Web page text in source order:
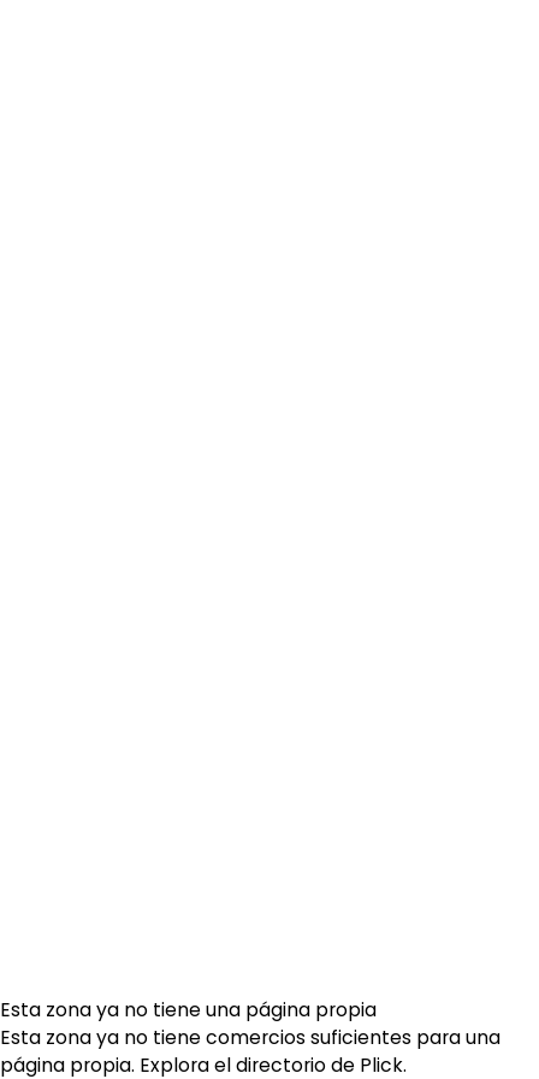
Esta zona ya no tiene una página propia
Esta zona ya no tiene comercios suficientes para una
página propia. Explora eldirectorio de Plick.